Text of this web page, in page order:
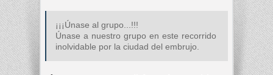
¡¡¡Únase al grupo...!!!
Únase a nuestro grupo en este recorrido
inolvidable por la ciudad del embrujo.